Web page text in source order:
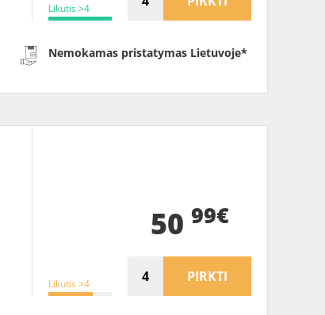
Likutis >4
Nemokamas pristatymas Lietuvoje*
Likutis >4
50 99€
PIRKTI